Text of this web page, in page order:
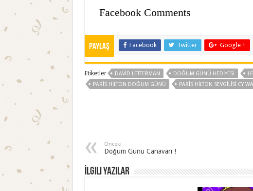
Facebook Comments
Paylaş Facebook Twitter Google +
Etiketler DAVID LETTERMAN DOĞUM GÜNÜ HEDIYESI
PARIS HILTON DOĞUM GÜNÜ
PARIS HILTON SEVGILISI CY
Önceki
Doğum Günü Canavarı !
İlgili Yazılar